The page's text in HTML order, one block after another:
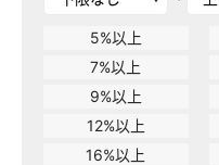
5%以上
7%以上
9%以上
12%以上
16%以上